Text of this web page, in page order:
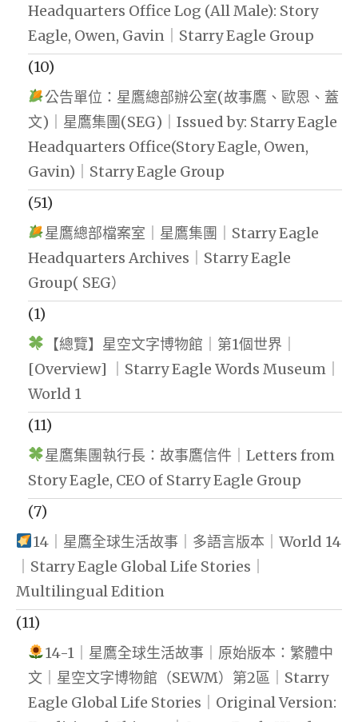
Headquarters Office Log (All Male): Story
Eagle, Owen, Gavin｜Starry Eagle Group
(10)
公告單位：星鷹總部辦公室(故事鷹、歐恩、蓋
文)｜星鷹集團(SEG)｜Issued by: Starry Eagle
Headquarters Office(Story Eagle, Owen,
Gavin)｜Starry Eagle Group
(51)
星鷹總部檔案室｜星鷹集團｜Starry Eagle
Headquarters Archives｜Starry Eagle
Group( SEG）
(1)
【總覽】星空文字博物館｜第1個世界｜
[Overview] ｜Starry Eagle Words Museum｜
World 1
(11)
星鷹集團執行長：故事鷹信件｜Letters from
Story Eagle, CEO of Starry Eagle Group
(7)
14｜星鷹全球生活故事｜多語言版本｜World 14
｜Starry Eagle Global Life Stories｜
Multilingual Edition
(11)
14-1｜星鷹全球生活故事｜原始版本：繁體中
文｜星空文字博物館（SEWM）第2區｜Starry
Eagle Global Life Stories｜Original Version: